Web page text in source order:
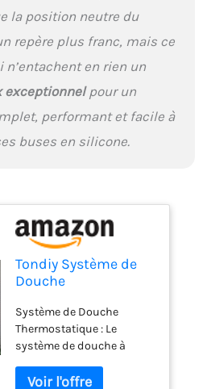
résistant à la haute
pression, à la corrosion et
à l'oxydation. La surface
chromée est facile à
ensembles de douche
semblent toujours comme
neufs. Excellent Service
Après-vente : Le colis
donc l'installer facilement.
Si vous avez des
questions, veuillez nous
contacter à temps. Nous
solution parfaite dans les
24 heures.
la position neutre du
repère plus franc, mais ce
en rien un
exceptionnelpour un
performant et facile à
buses en silicone.
Tondiy Système de
Douche
Ensemble de Douche
Économie d'Eau avec
Mitigeur, Colonne de
Douche Hauteur
Réglable, Tête de
Système de Douche
Thermostatique : Le
système de douche à
haute qualité maintient la